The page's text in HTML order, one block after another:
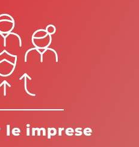
le imprese